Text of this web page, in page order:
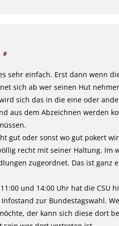
#
sehr einfach. Erst dann wenn
sich ab wer seinen Hut
sich das in die eine oder
aus dem Abzeichnen werden
gut oder sonst wo gut pokert
recht mit seiner Haltung. Im
zugeordnet. Das ist ganz
und 14:00 Uhr hat die CSU
zur Bundestagswahl.
der kann sich diese dort